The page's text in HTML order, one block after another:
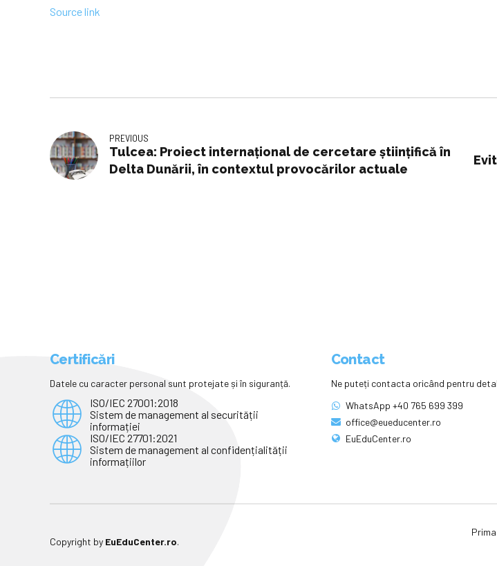
Source link
PREVIOUS
Tulcea: Proiect internațional de cercetare științifică în
Delta Dunării, în contextul provocărilor actuale
Certificări
Datele cu caracter personal sunt protejate și în siguranță.
ISO/IEC 27001:2018
Sistem de management al securității
informației
ISO/IEC 27701:2021
Sistem de management al confidențialității
informațiilor
Contact
Ne puteți contacta oricând pentru
WhatsApp +40 765 699 399
office@eueducenter.ro
EuEduCenter.ro
Copyright by EuEduCenter.ro.